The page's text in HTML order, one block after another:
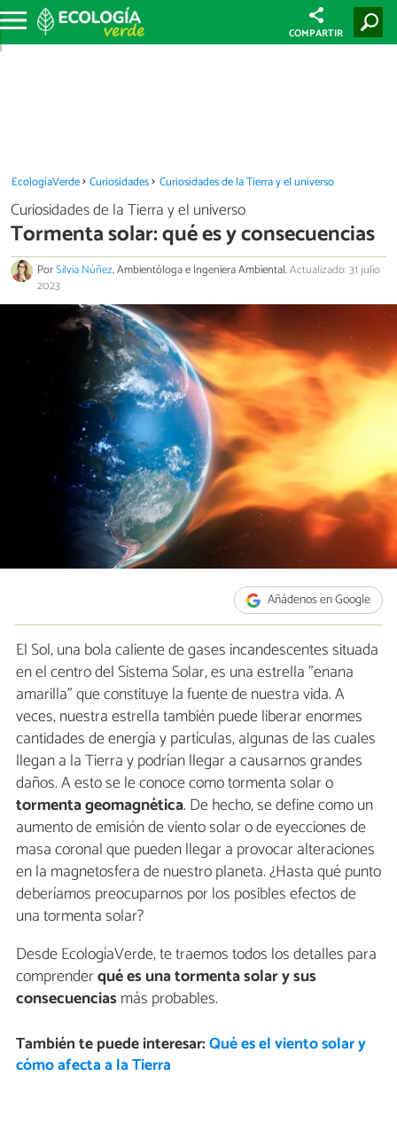
COMPARTIR
EcologíaVerde Curiosidades Curiosidades de la Tierra y el universo
Curiosidades de la Tierra y el universo
Tormenta solar: qué es y consecuencias
PorSilvia Núñez, Ambientóloga e Ingeniera Ambiental.Actualizado: 31 julio
2023
Añádenos en Google
El Sol, una bola caliente de gases incandescentes situada
en el centro del Sistema Solar, es una estrella "enana
amarilla" que constituye la fuente de nuestra vida. A
veces, nuestra estrella también puede liberar enormes
cantidades de energía y partículas, algunas de las cuales
llegan a la Tierra y podrían llegar a causarnos grandes
daños. A esto se le conoce como tormenta solar o
tormenta geomagnética. De hecho, se define como un
aumento de emisión de viento solar o de eyecciones de
masa coronal que pueden llegar a provocar alteraciones
en la magnetosfera de nuestro planeta. ¿Hasta qué punto
deberíamos preocuparnos por los posibles efectos de
una tormenta solar?
Desde EcologíaVerde, te traemos todos los detalles para
comprenderqué es una tormenta solar y sus
consecuencias más probables.
También te puede interesar:Qué es el viento solar y
cómo afecta a la Tierra